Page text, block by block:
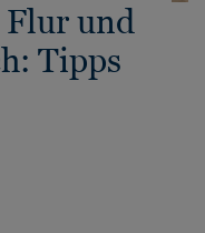
Flur und
Tipps